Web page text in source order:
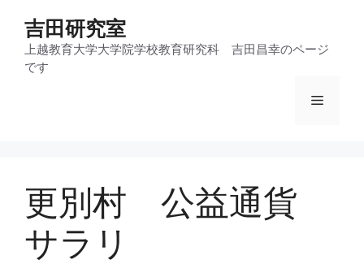
吉田研究室
上越教育大学大学院学校教育研究科 吉田昌幸のページ
です
メ
更別村 公益通貨
サラリ